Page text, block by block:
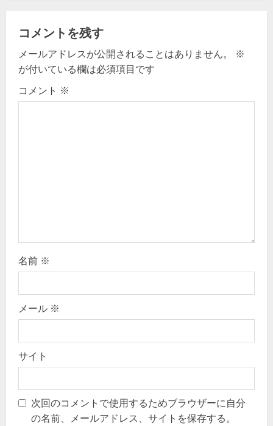
v
i
g
コメントを残す
メールアドレスが公開されることはありません。
※
が付いている欄は必須項目です
コメント ※
名前 ※
メール ※
サイト
次回のコメントで使用するためブラウザーに自分
の名前、メールアドレス、サイトを保存する。